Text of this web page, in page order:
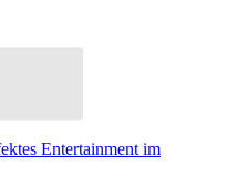
Entertainment im